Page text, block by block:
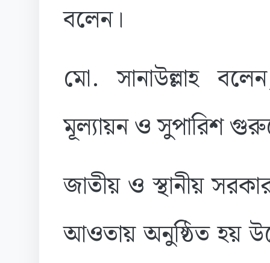
বলেন।
মো. সানাউল্লাহ
মূল্যায়ন ও সুপারিশ
জাতীয় ও স্থানীয়
আওতায় অনুষ্ঠিত হয়